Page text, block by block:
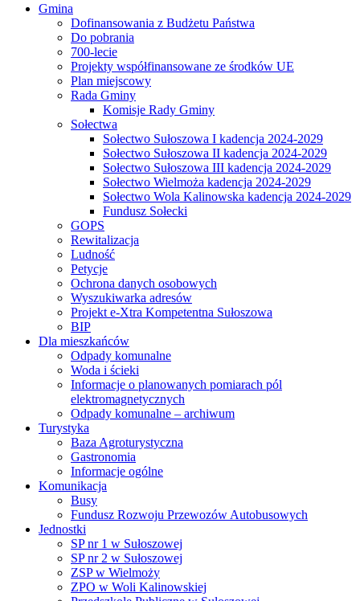
Gmina
Dofinansowania z Budżetu Państwa
Do pobrania
700-lecie
Projekty współfinansowane ze środków UE
Plan miejscowy
Rada Gminy
Komisje Rady Gminy
Sołectwa
Sołectwo Sułoszowa I kadencja 2024-2029
Sołectwo Sułoszowa II kadencja 2024-2029
Sołectwo Sułoszowa III kadencja 2024-2029
Sołectwo Wielmoża kadencja 2024-2029
Sołectwo Wola Kalinowska kadencja 2024-2029
Fundusz Sołecki
GOPS
Rewitalizacja
Ludność
Petycje
Ochrona danych osobowych
Wyszukiwarka adresów
Projekt e-Xtra Kompetentna Sułoszowa
BIP
Dla mieszkańców
Odpady komunalne
Woda i ścieki
Informacje o planowanych pomiarach pól
elektromagnetycznych
Odpady komunalne – archiwum
Turystyka
Baza Agroturystyczna
Gastronomia
Informacje ogólne
Komunikacja
Busy
Fundusz Rozwoju Przewozów Autobusowych
Jednostki
SP nr 1 w Sułoszowej
SP nr 2 w Sułoszowej
ZSP w Wielmoży
ZPO w Woli Kalinowskiej